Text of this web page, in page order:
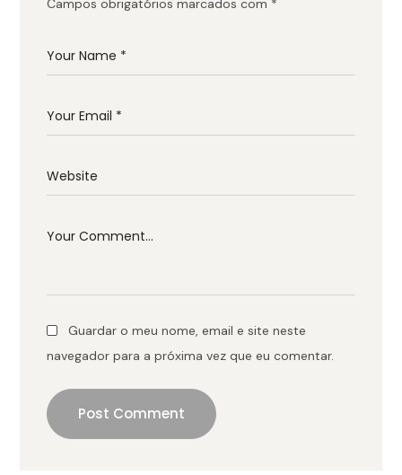
Campos obrigatórios marcados com *
Guardar o meu nome, email e site neste
navegador para a próxima vez que eu comentar.
Post Comment